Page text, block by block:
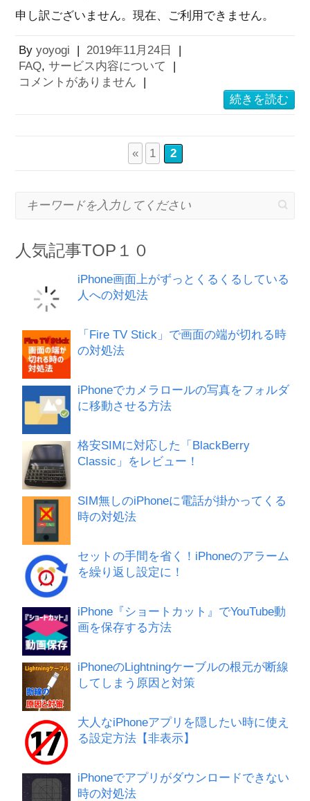
申し訳ございません。現在、ご利用できません。
Byyoyogi | 2019年11月24日
|
FAQ,サービス内容について
|
コメントがありません
|
続きを読む
« 1 2
キーワードを入力してください
人気記事TOP１０
iPhone画面上がずっとくるくるしている
人への対処法
「Fire TV Stick」で画面の端が切れる時
の対処法
iPhoneでカメラロールの写真をフォルダ
に移動させる方法
格安SIMに対応した「BlackBerry
Classic」をレビュー！
SIM無しのiPhoneに電話が掛かってくる
時の対処法
セットの手間を省く！iPhoneのアラーム
を繰り返し設定に！
iPhone『ショートカット』でYouTube動
画を保存する方法
iPhoneのLightningケーブルの根元が断線
してしまう原因と対策
大人なiPhoneアプリを隠したい時に使え
る設定方法【非表示】
iPhoneでアプリがダウンロードできない
時の対処法